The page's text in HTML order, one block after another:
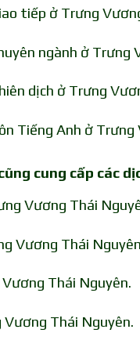
tiếp ở Trưng
ngành ở Trưng
dịch ở Trưng
Tiếng Anh ở
cung cấp các
Vương Thái
Vương Thái
Thái Nguyên.
Thái Nguyên.